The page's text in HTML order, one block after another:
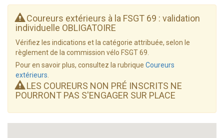
Coureurs extérieurs à la FSGT 69 : validation
individuelle OBLIGATOIRE
Vérifiez les indications et la catégorie attribuée, selon le
règlement de la commission vélo FSGT 69.
Pour en savoir plus, consultez la rubrique Coureurs
extérieurs
LES COUREURS NON PRÉ INSCRITS NE
POURRONT PAS S'ENGAGER SUR PLACE